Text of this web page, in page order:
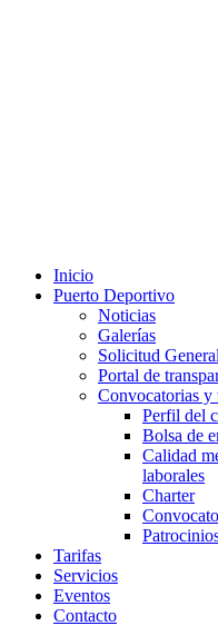
Inicio
Puerto Deportivo
Noticias
Galerías
Solicitud General
Portal de
Convocatorias y
Perfil del
Bolsa de
Calidad
laborales
Charter
Tarifas
Servicios
Eventos
Contacto